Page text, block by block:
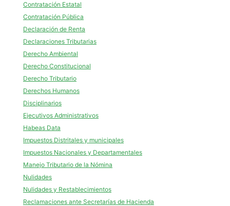
Contratación Estatal
Contratación Pública
Declaración de Renta
Declaraciones Tributarias
Derecho Ambiental
Derecho Constitucional
Derecho Tributario
Derechos Humanos
Disciplinarios
Ejecutivos Administrativos
Habeas Data
Impuestos Distritales y municipales
Impuestos Nacionales y Departamentales
Manejo Tributario de la Nómina
Nulidades
Nulidades y Restablecimientos
Reclamaciones ante Secretarías de Hacienda